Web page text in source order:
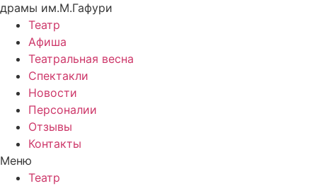
драмы им.М.Гафури
Театр
Афиша
Театральная весна
Спектакли
Новости
Персоналии
Отзывы
Контакты
Меню
Театр